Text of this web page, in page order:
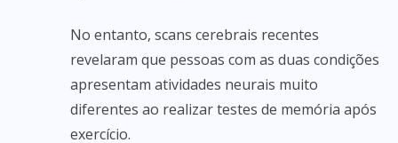
No entanto, scans cerebrais recentes
revelaram que pessoas com as duas condições
apresentam atividades neurais muito
diferentes ao realizar testes de memória após
exercício.